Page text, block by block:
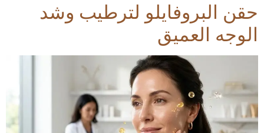
حقن البروفايلو لترطيب وشد
الوجه العميق